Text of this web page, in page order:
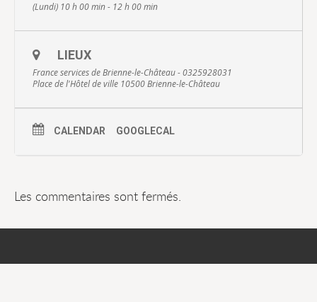
(Lundi) 10 h 00 min - 12 h 00 min
LIEUX
France services de Brienne-le-Château - 0325928031
Place de l'Hôtel de ville 10500 Brienne-le-Château
CALENDAR GOOGLECAL
Les commentaires sont fermés.